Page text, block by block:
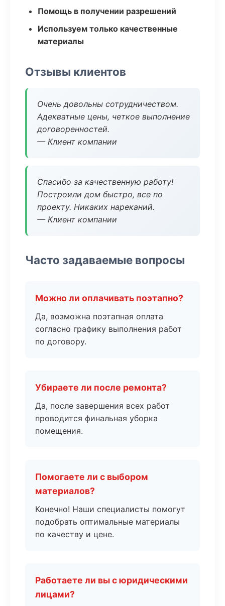
Помощь в получении разрешений
Используем только качественные
материалы
Отзывы клиентов
Очень довольны сотрудничеством.
Адекватные цены, четкое выполнение
договоренностей.
— Клиент компании
Спасибо за качественную работу!
Построили дом быстро, все по
проекту. Никаких нареканий.
— Клиент компании
Часто задаваемые вопросы
Можно ли оплачивать поэтапно?
Да, возможна поэтапная оплата
согласно графику выполнения работ
по договору.
Убираете ли после ремонта?
Да, после завершения всех работ
проводится финальная уборка
помещения.
Помогаете ли с выбором
материалов?
Конечно! Наши специалисты помогут
подобрать оптимальные материалы
по качеству и цене.
Работаете ли вы с юридическими
лицами?